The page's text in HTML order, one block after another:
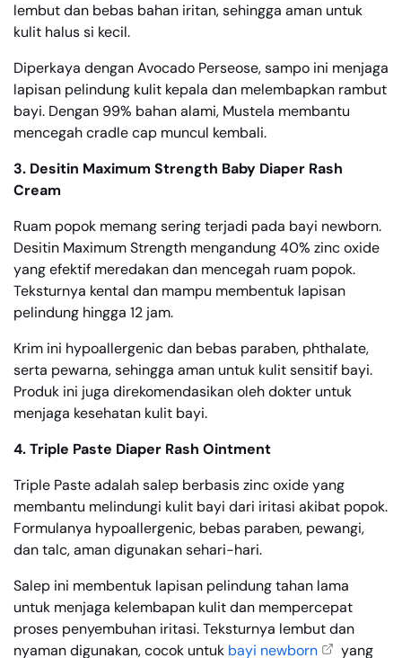
lembut dan bebas bahan iritan, sehingga aman untuk
kulit halus si kecil.
Diperkaya dengan Avocado Perseose, sampo ini menjaga
lapisan pelindung kulit kepala dan melembapkan rambut
bayi. Dengan 99% bahan alami, Mustela membantu
mencegah cradle cap muncul kembali.
3. Desitin Maximum Strength Baby Diaper Rash
Cream
Ruam popok memang sering terjadi pada bayi newborn.
Desitin Maximum Strength mengandung 40% zinc oxide
yang efektif meredakan dan mencegah ruam popok.
Teksturnya kental dan mampu membentuk lapisan
pelindung hingga 12 jam.
Krim ini hypoallergenic dan bebas paraben, phthalate,
serta pewarna, sehingga aman untuk kulit sensitif bayi.
Produk ini juga direkomendasikan oleh dokter untuk
menjaga kesehatan kulit bayi.
4. Triple Paste Diaper Rash Ointment
Triple Paste adalah salep berbasis zinc oxide yang
membantu melindungi kulit bayi dari iritasi akibat popok.
Formulanya hypoallergenic, bebas paraben, pewangi,
dan talc, aman digunakan sehari-hari.
Salep ini membentuk lapisan pelindung tahan lama
untuk menjaga kelembapan kulit dan mempercepat
proses penyembuhan iritasi. Teksturnya lembut dan
nyaman digunakan, cocok untuk bayi newborn yang